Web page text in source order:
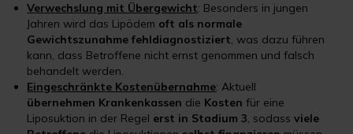
Verwechslung mit Übergewicht: Besonders in jungen
Jahren wird das Lipödem oft als normale
Gewichtszunahme fehldiagnostiziert, was dazu führen
kann, dass Betroffene nicht ernst genommen und falsch
behandelt werden.
Eingeschränkte Kostenübernahme: Aktuell
übernehmen Krankenkassen die Kosten für eine
Liposuktion in der Regel erst in Stadium 3, sodassviele